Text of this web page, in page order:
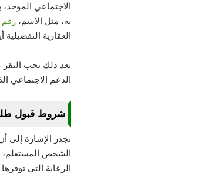
الاجتماعي
به، مثل الاسم، رقم
العقارية التفصيلية
الدعم الاجتماعي
شروط قبول
الشخص المستعلم،
الرعاية التي